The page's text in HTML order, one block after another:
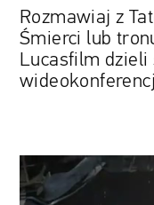
się
tłami
do
wideokonferencji
Rozmawiaj z
Śmierci lub
Lucasfilm dzieli
Starcie
gwiezdnych